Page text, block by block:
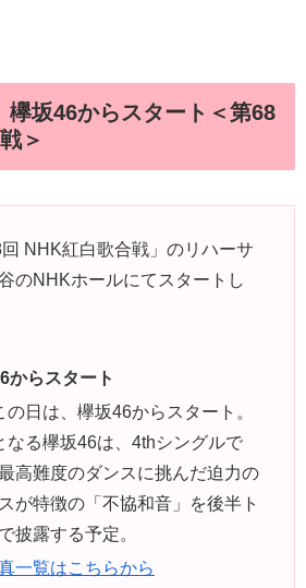
欅坂46からスタート＜第68
＞
NHK紅白歌合戦」のリハーサ
のNHKホールにてスタートし
からスタート
の日は、欅坂46からスタート。
なる欅坂46は、4thシングルで
高難度のダンスに挑んだ迫力の
が特徴の「不協和音」を後半ト
披露する予定。
一覧はこちらから